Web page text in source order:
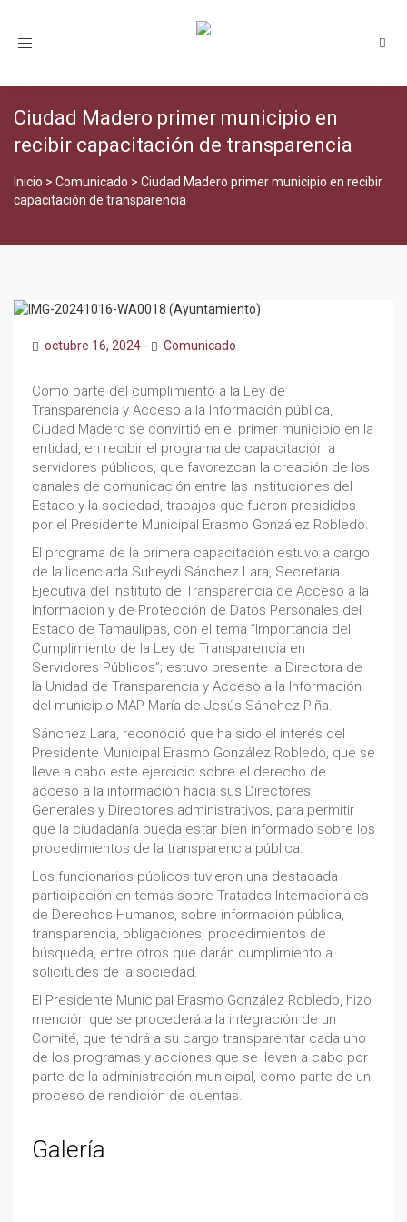
Toggle
Ciudad Madero primer municipio en
recibir capacitación de transparencia
Inicio > Comunicado > Ciudad Madero primer municipio en recibir
capacitación de transparencia
octubre 16, 2024 - Comunicado
Como parte del cumplimiento a la Ley de
Transparencia y Acceso a la Información pública,
Ciudad Madero se convirtió en el primer municipio en la
entidad, en recibir el programa de capacitación a
servidores públicos, que favorezcan la creación de los
canales de comunicación entre las instituciones del
Estado y la sociedad, trabajos que fueron presididos
por el Presidente Municipal Erasmo González Robledo.
El programa de la primera capacitación estuvo a cargo
de la licenciada Suheydi Sánchez Lara, Secretaria
Ejecutiva del Instituto de Transparencia de Acceso a la
Información y de Protección de Datos Personales del
Estado de Tamaulipas, con el tema “Importancia del
Cumplimiento de la Ley de Transparencia en
Servidores Públicos”; estuvo presente la Directora de
la Unidad de Transparencia y Acceso a la Información
del municipio MAP María de Jesús Sánchez Piña.
Sánchez Lara, reconoció que ha sido el interés del
Presidente Municipal Erasmo González Robledo, que se
lleve a cabo este ejercicio sobre el derecho de
acceso a la información hacia sus Directores
Generales y Directores administrativos, para permitir
que la ciudadanía pueda estar bien informado sobre los
procedimientos de la transparencia pública.
Los funcionarios públicos tuvieron una destacada
participación en temas sobre Tratados Internacionales
de Derechos Humanos, sobre información pública,
transparencia, obligaciones, procedimientos de
búsqueda, entre otros que darán cumplimiento a
solicitudes de la sociedad.
El Presidente Municipal Erasmo González Robledo, hizo
mención que se procederá a la integración de un
Comité, que tendrá a su cargo transparentar cada uno
de los programas y acciones que se lleven a cabo por
parte de la administración municipal, como parte de un
proceso de rendición de cuentas.
Galería